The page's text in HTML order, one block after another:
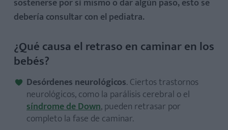
debería consultar con el pediatra.
¿Qué causa el retraso en caminar en los
bebés?
Desórdenes neurológicos. Ciertos trastornos
neurológicos, como la parálisis cerebral o el
síndrome de Down, pueden retrasar por
completo la fase de caminar.